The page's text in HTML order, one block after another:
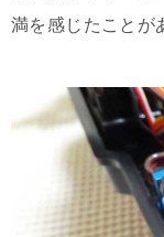
満を感じたことが